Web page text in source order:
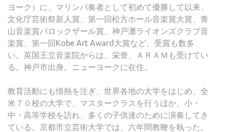
ヨーク）に、マリンバ奏者として初めて優勝して以来、
文化庁芸術祭新人賞、第一回松方ホール音楽賞大賞、青
山音楽賞バロックザール賞、神戸灘ライオンズクラブ音
楽賞、第一回Kobe Art Award大賞など、受賞も数多
い。英国王立音楽院からは、栄誉、ＡＲＡＭも受けてい
る。神戸市出身。ニューヨークに在住。
教育活動にも情熱を注ぎ、世界各地の大学をはじめ、全
米７０校の大学で、マスタークラスを行うほか、小・
中・高等学校を訪れ、多くの子供達のために演奏してき
ている。京都市立芸術大学では、六年間教鞭を執った。